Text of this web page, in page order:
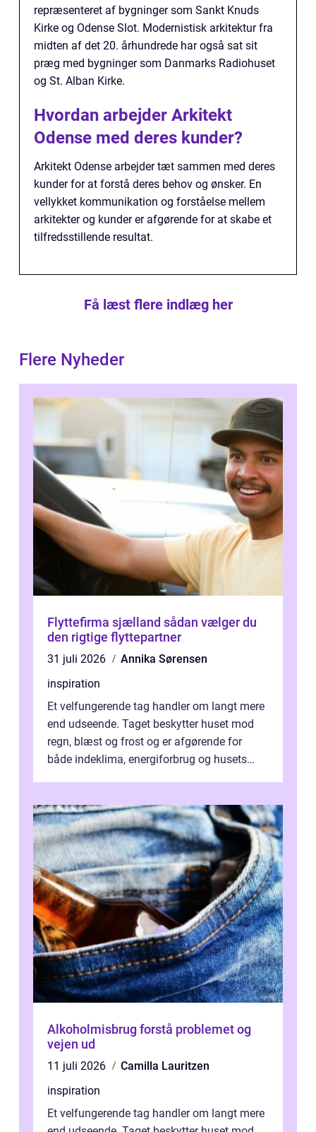
repræsenteret af bygninger som Sankt Knuds
Kirke og Odense Slot. Modernistisk arkitektur fra
midten af det 20. århundrede har også sat sit
præg med bygninger som Danmarks Radiohuset
og St. Alban Kirke.
Hvordan arbejder Arkitekt
Odense med deres kunder?
Arkitekt Odense arbejder tæt sammen med deres
kunder for at forstå deres behov og ønsker. En
vellykket kommunikation og forståelse mellem
arkitekter og kunder er afgørende for at skabe et
tilfredsstillende resultat.
Få læst flere indlæg her
Flere Nyheder
Flyttefirma sjælland sådan vælger du
den rigtige flyttepartner
31 juli 2026
Annika Sørensen
inspiration
Et velfungerende tag handler om langt mere
end udseende. Taget beskytter huset mod
regn, blæst og frost og er afgørende for
både indeklima, energiforbrug og husets
Alkoholmisbrug forstå problemet og
vejen ud
11 juli 2026
Camilla Lauritzen
inspiration
Et velfungerende tag handler om langt mere